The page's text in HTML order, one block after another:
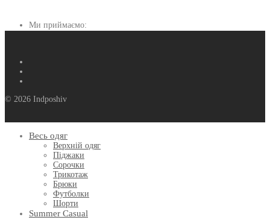
Ми приймаємо:
© 2026 Indposhiv
Весь одяг
Верхній одяг
Піджаки
Сорочки
Трикотаж
Брюки
Футболки
Шорти
Summer Casual